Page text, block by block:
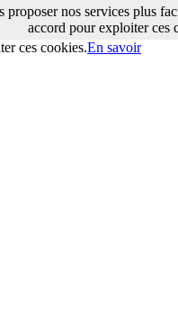
nos services plus
nous donnez
ces cookies.En savoir
proposer nos services plus
accord pour exploiter ces